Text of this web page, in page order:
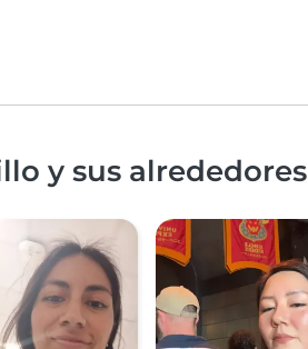
y sus alrededores